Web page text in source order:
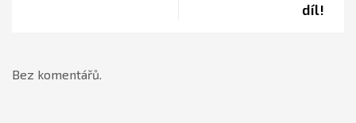
díl!
Bez komentářů.